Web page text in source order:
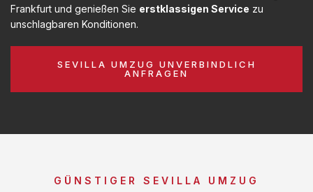
Frankfurt und genießen Sie erstklassigen Service zu
unschlagbaren Konditionen.
SEVILLA UMZUG UNVERBINDLICH
ANFRAGEN
GÜNSTIGER SEVILLA UMZUG